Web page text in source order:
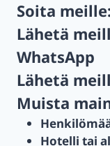
Soita meille:
Lähetä
WhatsApp
Lähetä
Muista
Hotelli tai